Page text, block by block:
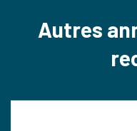
Autres